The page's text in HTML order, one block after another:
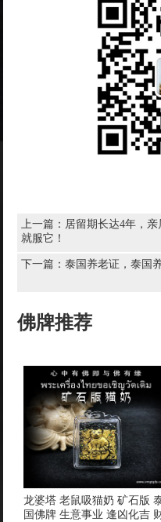
上一篇： 居留期长达4年，
就服它！
下一篇：泰国养老证，泰国
佛牌推荐
龙婆塔 老鼠吸猫奶 矿石版
国佛牌 生意事业 逢凶化吉